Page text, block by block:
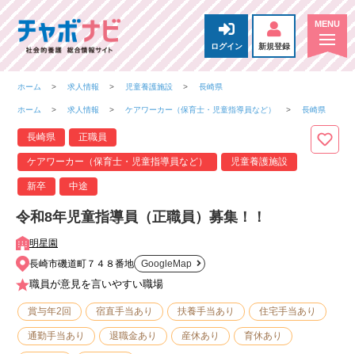
ログイン 新規登録
ホーム 求人情報 児童養護施設 長崎県
ホーム 求人情報 ケアワーカー（保育士・児童指導員など） 長崎県
長崎県 正職員
ケアワーカー（保育士・児童指導員など） 児童養護施設
新卒 中途
令和8年児童指導員（正職員）募集！！
明星園
長崎市磯道町７４８番地
GoogleMap
職員が意見を言いやすい職場
賞与年2回 宿直手当あり 扶養手当あり 住宅手当あり
通勤手当あり 退職金あり 産休あり 育休あり